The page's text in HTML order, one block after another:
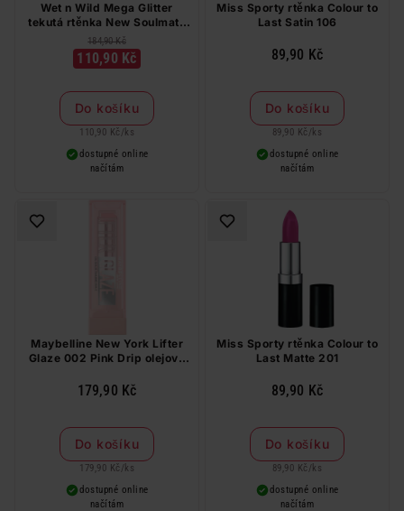
Wet n Wild Mega Glitter
tekutá rtěnka New Soulmate
2,8 ml
184,90 Kč
110,90 Kč
Do košíku
110,90 Kč / ks
dostupné online
načítám
Miss Sporty rtěnka Colour to
Last Satin 106
89,90 Kč
Do košíku
89,90 Kč / ks
dostupné online
načítám
Maybelline New York Lifter
Glaze 002 Pink Drip olejový
179,90 Kč
Do košíku
179,90 Kč / ks
dostupné online
načítám
Miss Sporty rtěnka Colour to
Last Matte 201
89,90 Kč
Do košíku
89,90 Kč / ks
dostupné online
načítám